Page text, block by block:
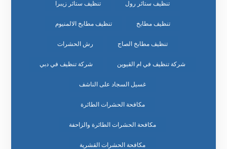
تنظيف ستائر رول تنظيف ستائر زيبرا
تنظيف مطابخ تنظيف مطابخ الالمنيوم
تنظيف مطابخ الصاج رش الحشرات
شركة تنظيف في ام القيوين شركة تنظيف في دبي
غسيل السجاد على الناشف
مكافحة الحشرات الطائرة
مكافحة الحشرات الطائرة والزاحفة
مكافحة الحشرات القشرية